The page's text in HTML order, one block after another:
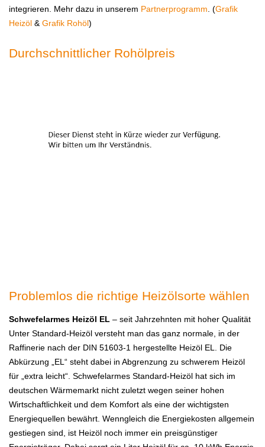
integrieren. Mehr dazu in unserem Partnerprogramm . (Grafik
Heizöl & Grafik Rohöl)
Durchschnittlicher Rohölpreis
Problemlos die richtige Heizölsorte wählen
Schwefelarmes Heizöl EL – seit Jahrzehnten mit hoher Qualität
Unter Standard-Heizöl versteht man das ganz normale, in der
Raffinerie nach der DIN 51603-1 hergestellte Heizöl EL. Die
Abkürzung „EL“ steht dabei in Abgrenzung zu schwerem Heizöl
für „extra leicht“. Schwefelarmes Standard-Heizöl hat sich im
deutschen Wärmemarkt nicht zuletzt wegen seiner hohen
Wirtschaftlichkeit und dem Komfort als eine der wichtigsten
Energiequellen bewährt. Wenngleich die Energiekosten allgemein
gestiegen sind, ist Heizöl noch immer ein preisgünstiger